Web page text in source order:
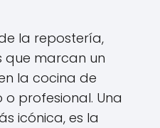
la repostería,
que marcan un
la cocina de
profesional. Una
icónica, es la